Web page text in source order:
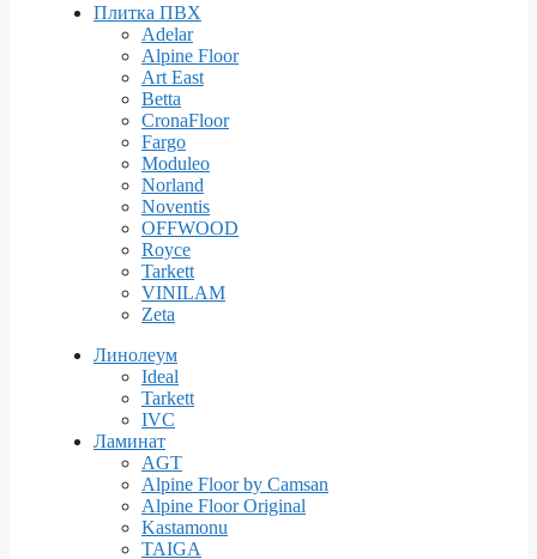
Плитка ПВХ
Adelar
Alpine Floor
Art East
Betta
CronaFloor
Fargo
Moduleo
Norland
Noventis
OFFWOOD
Royce
Tarkett
VINILAM
Zeta
Линолеум
Ideal
Tarkett
IVC
Ламинат
AGT
Alpine Floor by Camsan
Alpine Floor Original
Kastamonu
TAIGA